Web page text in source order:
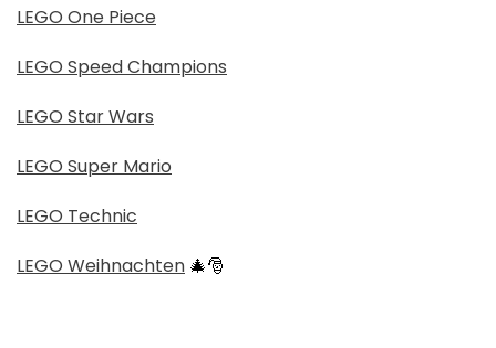
LEGO One Piece
LEGO Speed Champions
LEGO Star Wars
LEGO Super Mario
LEGO Technic
LEGO Weihnachten 🎄🎅